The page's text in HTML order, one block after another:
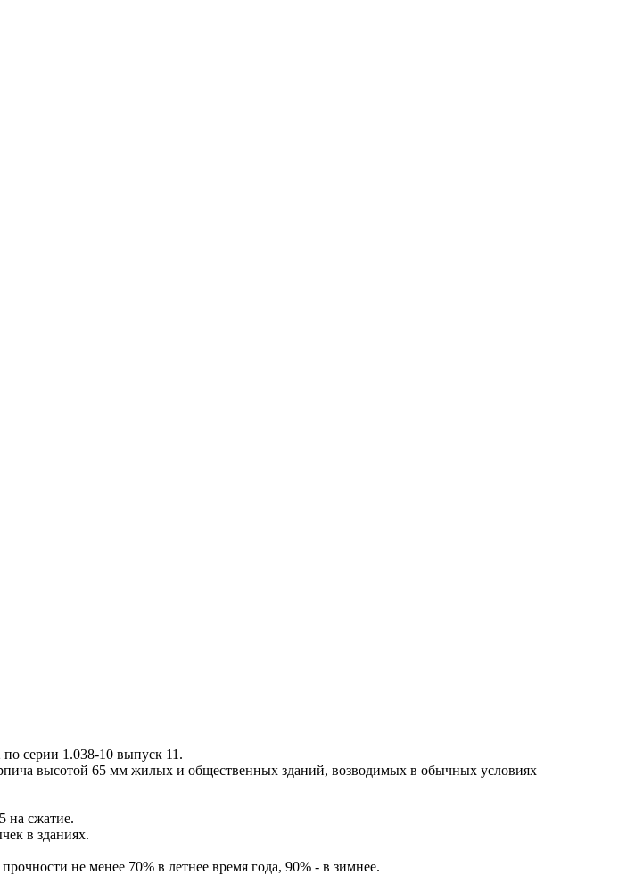
серии 1.038-10 выпуск 11.
высотой 65 мм жилых и общественных зданий, возводимых в обычных условиях
на сжатие.
в зданиях.
не менее 70% в летнее время года, 90% - в зимнее.